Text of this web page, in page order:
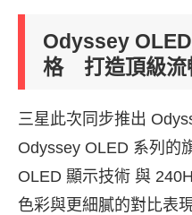
Odyssey
格 打造頂級流
三星此次同步推出
Odyssey OLED 系列的
OLED 顯示技術 與
色彩與更細膩的對比表